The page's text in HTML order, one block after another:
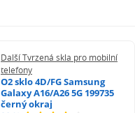
Další Tvrzená skla pro mobilní
telefony
O2 sklo 4D/FG Samsung
Galaxy A16/A26 5G 199735
černý okraj